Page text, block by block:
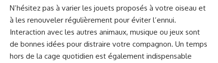
N’hésitez pas à varier les jouets proposés à votre oiseau et
à les renouveler régulièrement pour éviter l’ennui.
Interaction avec les autres animaux, musique ou jeux sont
de bonnes idées pour distraire votre compagnon. Un temps
hors de la cage quotidien est également indispensable